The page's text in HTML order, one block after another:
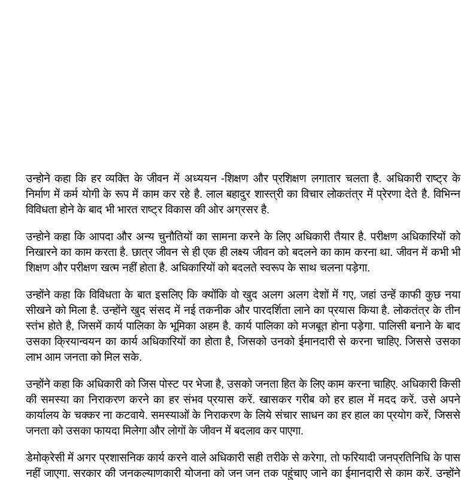
उन्होने कहा कि हर व्यक्ति के जीवन में अध्ययन -शिक्षण और प्रशिक्षण लगातार चलता है. अधिकारी राष्ट्र के
निर्माण में कर्म योगी के रूप में काम कर रहे है. लाल बहादुर शास्त्री का विचार लोकतंत्र में प्रेरणा देते है. विभिन्न
विविधता होने के बाद भी भारत राष्ट्र विकास की ओर अग्रसर है.
उन्होने कहा कि आपदा और अन्य चुनौतियों का सामना करने के लिए अधिकारी तैयार है. परीक्षण अधिकारियों को
निखारने का काम करता है. छात्र जीवन से ही एक ही लक्ष्य जीवन को बदलने का काम करना था. जीवन में कभी भी
शिक्षण और परीक्षण खत्म नहीं होता है. अधिकारियों को बदलते स्वरूप के साथ चलना पड़ेगा.
उन्होंने कहा कि विविधता के बात इसलिए कि क्योंकि वो खुद अलग अलग देशों में गए, जहां उन्हें काफी कुछ नया
सीखने को मिला है. उन्होंने खुद संसद में नई तकनीक और पारदर्शिता लाने का प्रयास किया है. लोकतंत्र के तीन
स्तंभ होते है, जिसमें कार्य पालिका के भूमिका अहम है. कार्य पालिका को मजबूत होना पड़ेगा. पालिसी बनाने के बाद
उसका क्रियान्वयन का कार्य अधिकारियों का होता है, जिसको उनको ईमानदारी से करना चाहिए. जिससे उसका
लाभ आम जनता को मिल सके.
उन्होंने कहा कि अधिकारी को जिस पोस्ट पर भेजा है, उसको जनता हित के लिए काम करना चाहिए. अधिकारी किसी
की समस्या का निराकरण करने का हर संभव प्रयास करें. खासकर गरीब को हर हाल में मदद करें. उसे अपने
कार्यालय के चक्कर ना कटवाये. समस्याओं के निराकरण के लिये संचार साधन का हर हाल का प्रयोग करें, जिससे
जनता को उसका फायदा मिलेगा और लोगों के जीवन में बदलाव कर पाएगा.
डेमोक्रेसी में अगर प्रशासनिक कार्य करने वाले अधिकारी सही तरीके से करेगा, तो फरियादी जनप्रतिनिधि के पास
नहीं जाएगा. सरकार की जनकल्याणकारी योजना को जन जन तक पहुंचाए जाने का ईमानदारी से काम करें. उन्होंने